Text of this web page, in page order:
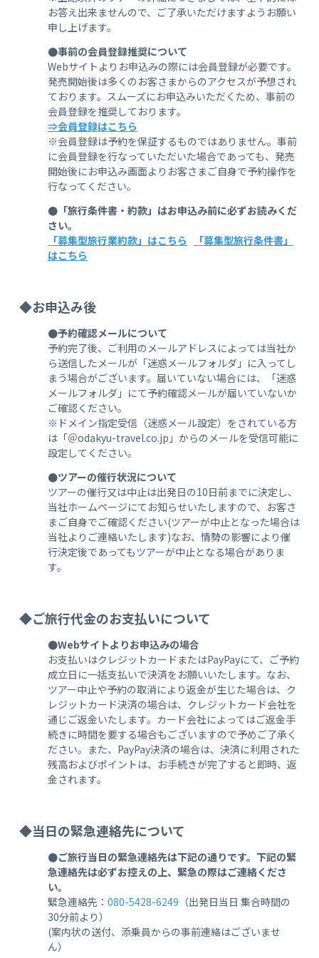
お答え出来ませんので、ご了承いただけますようお願い
申し上げます。
●事前の会員登録推奨について
Webサイトよりお申込みの際には会員登録が必要です。
発売開始後は多くのお客さまからのアクセスが予想され
ております。スムーズにお申込みいただくため、事前の
会員登録を推奨しております。
⇒会員登録はこちら
※会員登録は予約を保証するものではありません。事前
に会員登録を行なっていただいた場合であっても、発売
開始後にお申込み画面よりお客さまご自身で予約操作を
行なってください。
●「旅行条件書・約款」はお申込み前に必ずお読みくだ
さい。
「募集型旅行業約款」はこちら
「募集型旅行条件書」
はこちら
◆お申込み後
●予約確認メールについて
予約完了後、ご利用のメールアドレスによっては当社か
ら送信したメールが「迷惑メールフォルダ」に入ってし
まう場合がございます。届いていない場合には、「迷惑
メールフォルダ」にて予約確認メールが届いていないか
ご確認ください。
※ドメイン指定受信（迷惑メール設定）をされている方
は「＠odakyu-travel.co.jp」からのメールを受信可能に
設定してください。
●ツアーの催行状況について
ツアーの催行又は中止は出発日の10日前までに決定し、
当社ホームページにてお知らせいたしますので、お客さ
まご自身でご確認ください(ツアーが中止となった場合は
当社よりご連絡いたします)なお、情勢の影響により催
行決定後であってもツアーが中止となる場合がありま
す。
◆ご旅行代金のお支払いについて
●Webサイトよりお申込みの場合
お支払いはクレジットカードまたはPayPayにて、ご予約
成立日に一括支払いで決済をお願いいたします。なお、
ツアー中止や予約の取消により返金が生じた場合は、ク
レジットカード決済の場合は、クレジットカード会社を
通じご返金いたします。カード会社によってはご返金手
続きに時間を要する場合もございますので予めご了承く
ださい。また、PayPay決済の場合は、決済に利用された
残高およびポイントは、お手続きが完了すると即時、返
金されます。
◆当日の緊急連絡先について
●ご旅行当日の緊急連絡先は下記の通りです。下記の緊
急連絡先は必ずお控えの上、緊急の際はご連絡くださ
い。
緊急連絡先： 080-5428-6249 （出発日当日 集合時間の
30分前より）
(案内状の送付、添乗員からの事前連絡はございませ
ん）